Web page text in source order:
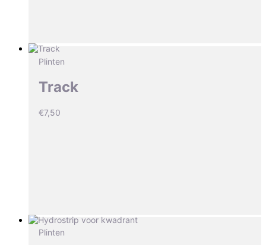
Plinten
Track
€7,50
Plinten